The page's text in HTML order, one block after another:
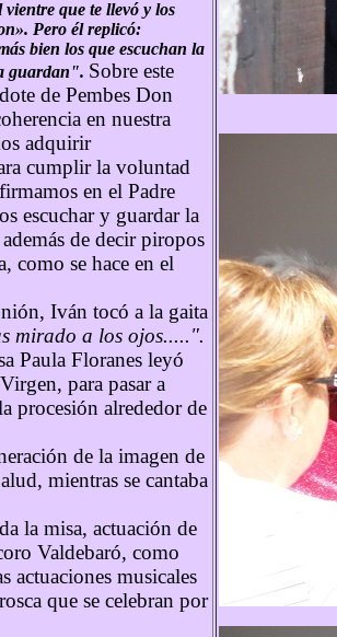
que te llevó y los
Pero él replicó:
bien los que escuchan la
guardan". Sobre este
de Pembes Don
en nuestra
adquirir
cumplir la voluntad
en el Padre
escuchar y guardar la
de decir piropos
como se hace en el
Iván tocó a la gaita
mirado a los ojos.....".
Paula Floranes leyó
para pasar a
procesión alrededor de
de la imagen de
mientras se cantaba
la misa, actuación de
Valdebaró, como
actuaciones musicales
que se celebran por